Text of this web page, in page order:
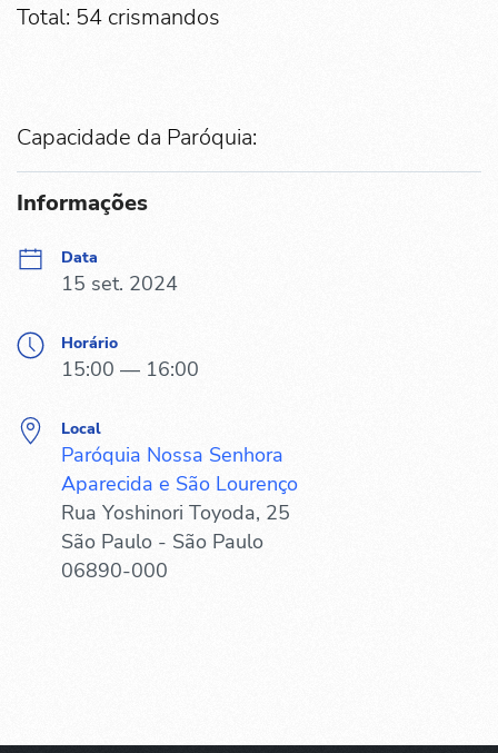
Total: 54 crismandos
Capacidade da Paróquia:
Informações
Data
15 set. 2024
Horário
15:00 — 16:00
Local
Paróquia Nossa Senhora
Aparecida e São Lourenço
Rua Yoshinori Toyoda, 25
São Paulo - São Paulo
06890-000